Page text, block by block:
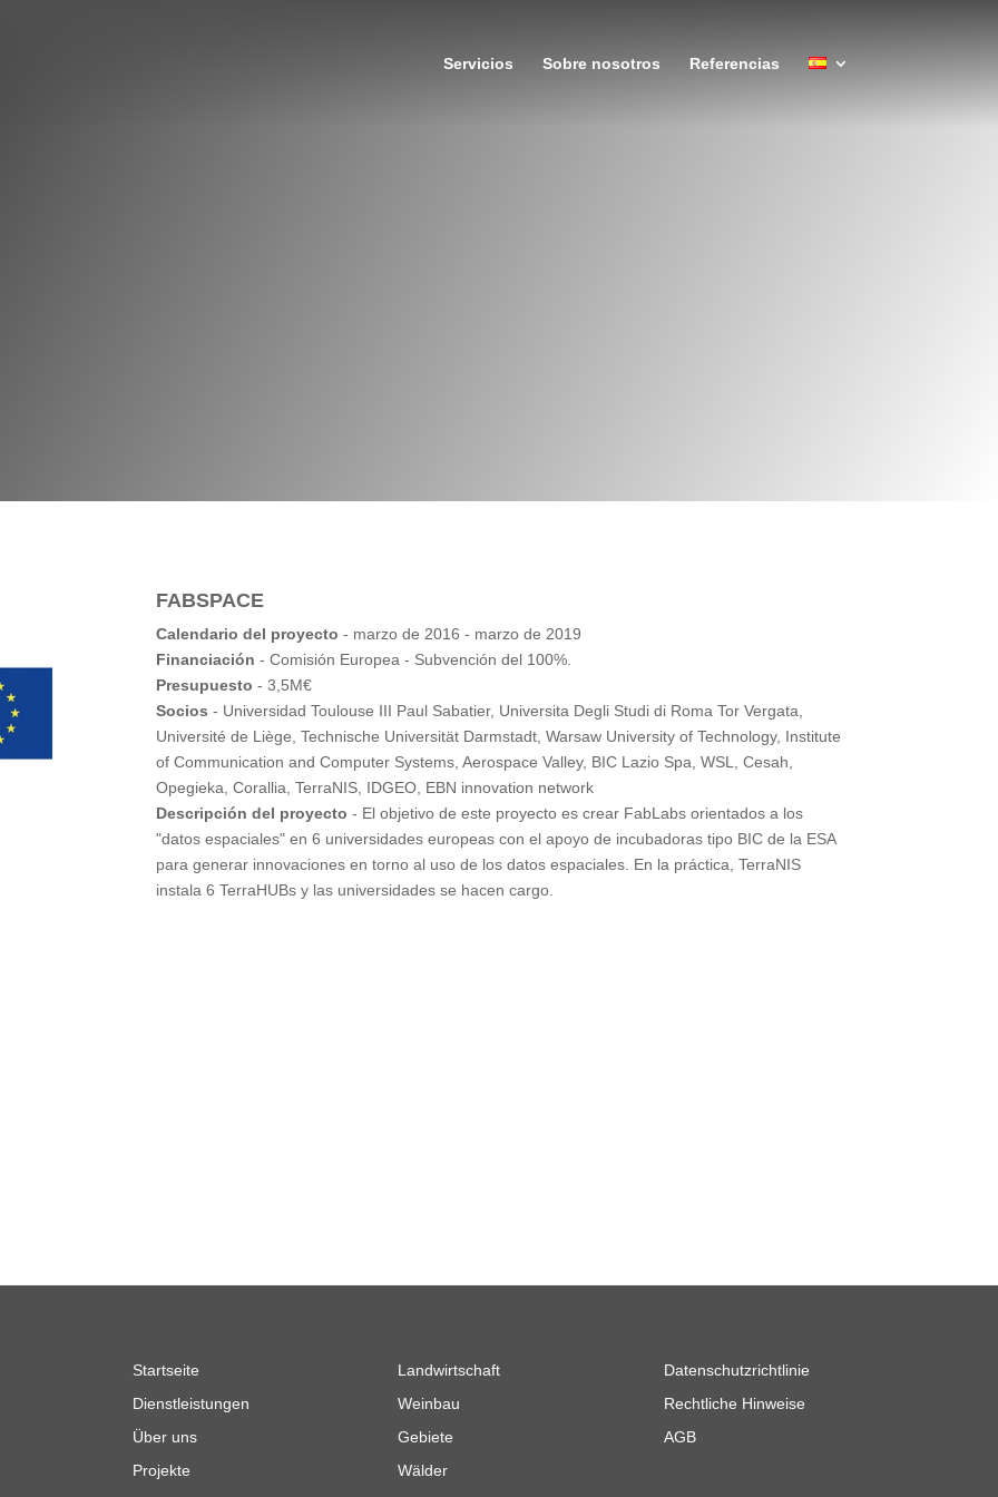
Servicios Sobre nosotros Referencias
FABSPACE
Calendario del proyecto - marzo de 2016 - marzo de 2019
Financiación - Comisión Europea - Subvención del 100%.
Presupuesto - 3,5M€
Socios - Universidad Toulouse III Paul Sabatier, Universita Degli Studi di Roma Tor Vergata,
Université de Liège, Technische Universität Darmstadt, Warsaw University of Technology, Institute
of Communication and Computer Systems, Aerospace Valley, BIC Lazio Spa, WSL, Cesah,
Opegieka, Corallia, TerraNIS, IDGEO, EBN innovation network
Descripción del proyecto - El objetivo de este proyecto es crear FabLabs orientados a los
"datos espaciales" en 6 universidades europeas con el apoyo de incubadoras tipo BIC de la ESA
para generar innovaciones en torno al uso de los datos espaciales. En la práctica, TerraNIS
instala 6 TerraHUBs y las universidades se hacen cargo.
Startseite
Dienstleistungen
Über uns
Projekte
Landwirtschaft
Weinbau
Gebiete
Wälder
Datenschutzrichtlinie
Rechtliche Hinweise
AGB